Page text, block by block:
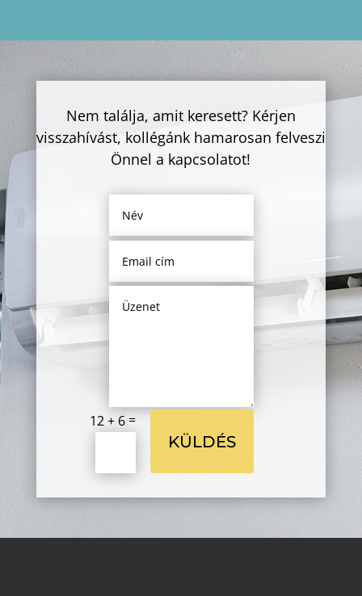
Nem találja, amit keresett? Kérjen
visszahívást, kollégánk hamarosan felveszi
Önnel a kapcsolatot!
12 + 6=
KÜLDÉS